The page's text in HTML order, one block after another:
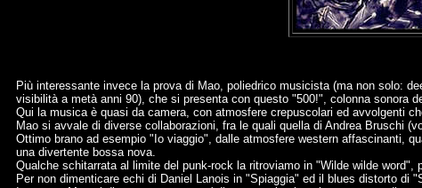
Più interessante invece la prova di Mao, poliedrico musicista (ma non solo:
visibilità a metà anni 90), che si presenta con questo "500!", colonna sonora
Qui la musica è quasi da camera, con atmosfere crepuscolari ed avvolgenti
Mao si avvale di diverse collaborazioni, fra le quali quella di Andrea Bruschi
Ottimo brano ad esempio "Io viaggio", dalle atmosfere western affascinanti,
una divertente bossa nova.
Qualche schitarrata al limite del punk-rock la ritroviamo in "Wilde wilde
Per non dimenticare echi di Daniel Lanois in "Spiaggia" ed il blues distorto di